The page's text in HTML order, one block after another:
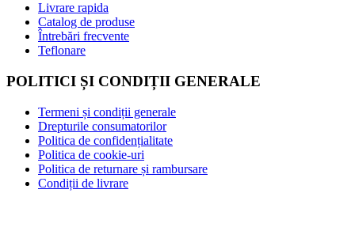
Livrare rapida
Catalog de produse
Întrebări frecvente
Teflonare
POLITICI ȘI CONDIȚII GENERALE
Termeni și condiții generale
Drepturile consumatorilor
Politica de confidențialitate
Politica de cookie-uri
Politica de returnare și rambursare
Condiții de livrare